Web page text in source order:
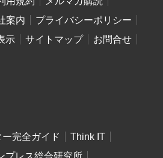
案内
プライバシーポリシー
示
サイトマップ
お問合せ
完全ガイド
Think IT